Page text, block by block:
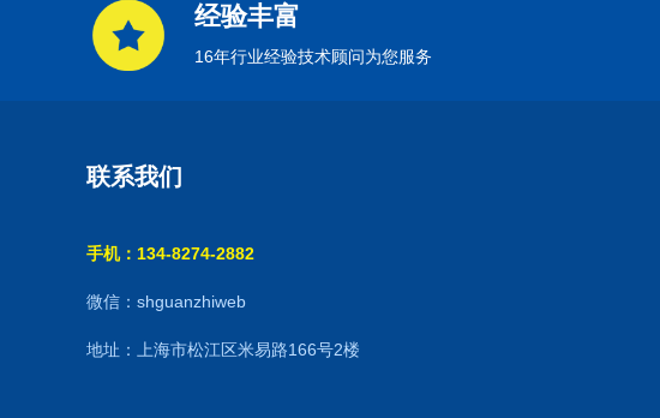
经验丰富
16年行业经验技术顾问为您服务
联系我们
手机：134-8274-2882
微信：shguanzhiweb
地址：上海市松江区米易路166号2楼